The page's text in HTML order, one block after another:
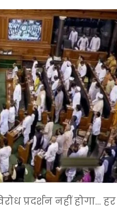
प्रदर्शन नहीं होगा… हर